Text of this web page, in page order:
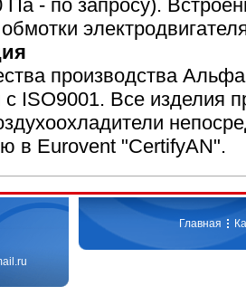
- по запросу).
производства
с ISO9001. Все изделия
в Eurovent "CertifyAN".
Главная